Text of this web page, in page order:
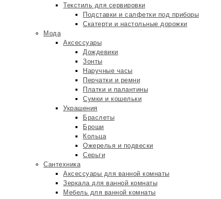
Текстиль для сервировки
Подставки и салфетки под приборы
Скатерти и настольные дорожки
Мода
Аксессуары
Дождевики
Зонты
Наручные часы
Перчатки и ремни
Платки и палантины
Сумки и кошельки
Украшения
Браслеты
Броши
Кольца
Ожерелья и подвески
Серьги
Сантехника
Аксессуары для ванной комнаты
Зеркала для ванной комнаты
Мебель для ванной комнаты